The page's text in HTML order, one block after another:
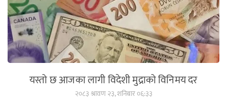
यस्तो छ आजका लागी विदेशी मुद्राको विनिमय दर
२०८३ श्रावण २३, शनिबार ०६:३३